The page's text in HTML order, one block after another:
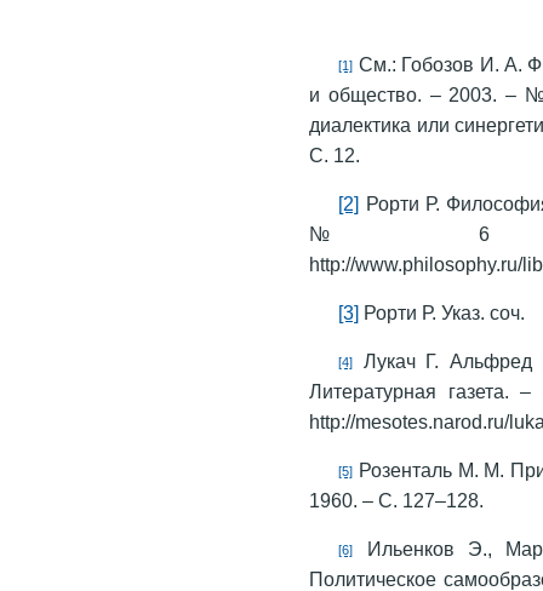
[1] См.: Гобозов И. А.
и общество. – 2003. –
диалектика или
С. 12.
[2] Рорти Р.
№ 6
http://www.philosophy.ru/
[3] Рорти Р. Указ. соч.
[4]
Лукач Г. Альфред
Литературная
http://mesotes.narod.ru/
[5] Розенталь М. М.
1960. – С. 127–128.
[6]
Ильенков Э.,
Политическое